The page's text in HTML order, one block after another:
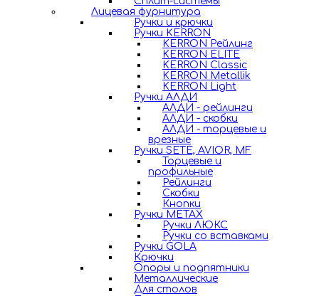
Лицевая фурнитура
Ручки и крючки
Ручки KERRON
KERRON Рейлинг
KERRON ELITE
KERRON Classic
KERRON Metallik
KERRON Light
Ручки АЛДИ
АЛДИ - рейлинги
АЛДИ - скобки
АЛДИ - торцевые и
врезные
Ручки SETE, AVIOR, MF
Торцевые и
профильные
Рейлинги
Скобки
Кнопки
Ручки METAX
Ручки ЛЮКС
Ручки со вставками
Ручки GOLA
Крючки
Опоры и подпятники
Металлические
Для столов